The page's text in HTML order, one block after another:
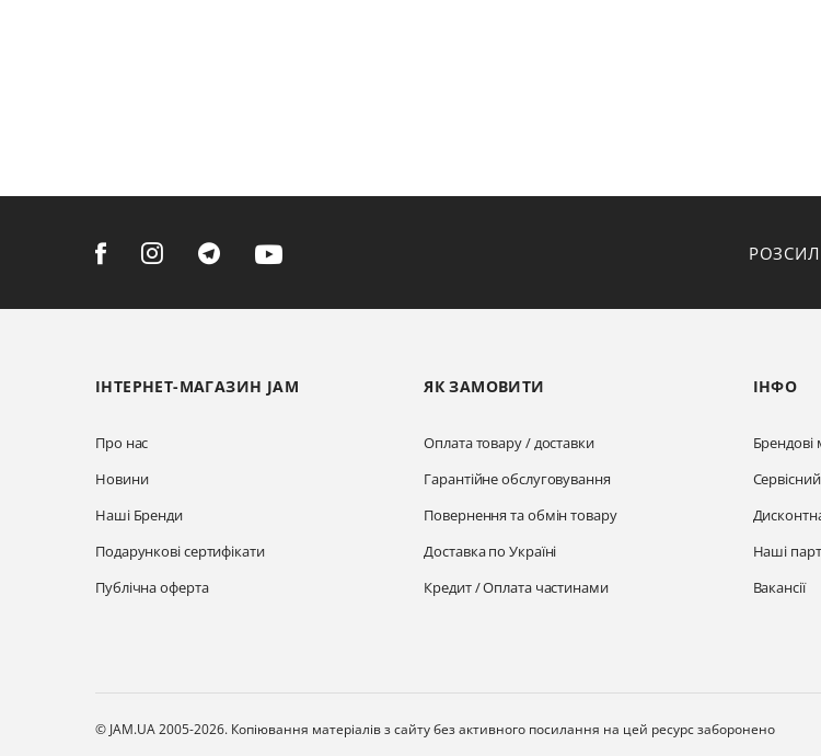
ІНТЕРНЕТ-МАГАЗИН JAM
Про нас
Новини
Наші Бренди
Подарункові сертифікати
Публічна оферта
ЯК ЗАМОВИТИ
Оплата товару / доставки
Гарантійне обслуговування
Повернення та обмін товару
Доставка по Україні
Кредит / Оплата частинами
ІНФО
Брендові
Наші
Вакансії
© JAM.UA 2005-2026. Копіювання матеріалів з сайту без активного посилання на цей ресурс заборонено